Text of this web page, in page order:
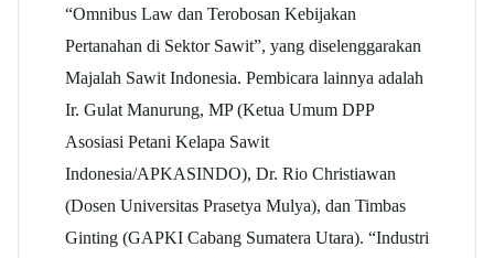
“Omnibus Law dan Terobosan Kebijakan
Pertanahan di Sektor Sawit”, yang diselenggarakan
Majalah Sawit Indonesia. Pembicara lainnya adalah
Ir. Gulat Manurung, MP (Ketua Umum DPP
Asosiasi Petani Kelapa Sawit
Indonesia/APKASINDO), Dr. Rio Christiawan
(Dosen Universitas Prasetya Mulya), dan Timbas
Ginting (GAPKI Cabang Sumatera Utara). “Industri